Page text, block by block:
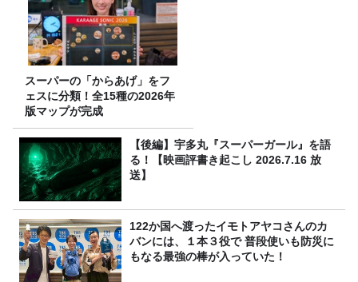
スーパーの「からあげ」をフ
ェスに分類！全15種の2026年
版マップが完成
【後編】宇多丸『スーパーガール』を語
る！【映画評書き起こし 2026.7.16 放
送】
122か国へ渡ったイモトアヤコさんのカ
バンには、１本３役で 普段使いも防災に
もなる最強の棒が入っていた！